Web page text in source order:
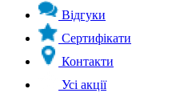
Відгуки
Сертифікати
Контакти
Усі акції